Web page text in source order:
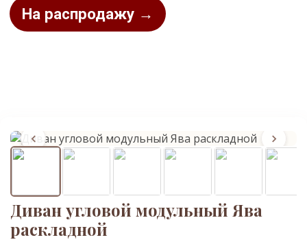
Диван угловой модульный Ява
раскладной